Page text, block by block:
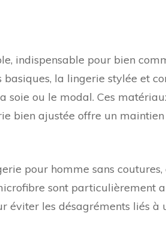
indispensable pour bien
la lingerie stylée et
ou le modal. Ces
bien ajustée offre un
pour homme sans
sont particulièrement
éviter les désagréments liés